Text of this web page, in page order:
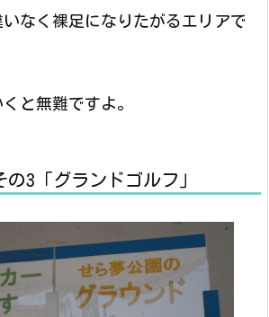
なく裸足になりたがるエリアで
と無難ですよ。
3「グランドゴルフ」